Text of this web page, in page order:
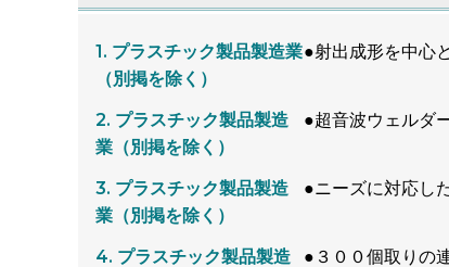
プラスチック製品製造業
（別掲を除く）
●射出成形を中心
プラスチック製品製造
業（別掲を除く）
●超音波ウェルダ
プラスチック製品製造
業（別掲を除く）
●ニーズに対応し
プラスチック製品製造
●３００個取りの